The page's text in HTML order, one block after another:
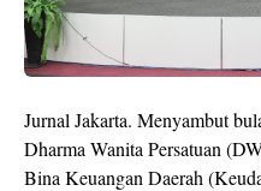
Jurnal Jakarta. Menyambut
Dharma Wanita Persatuan
Bina Keuangan Daerah